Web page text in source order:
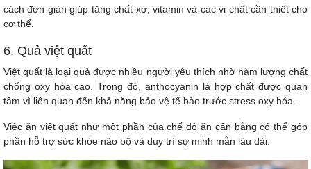
cách đơn giản giúp tăng chất xơ, vitamin và các vi chất cần thiết cho
cơ thể.
6. Quả việt quất
Việt quất là loại quả được nhiều người yêu thích nhờ hàm lượng chất
chống oxy hóa cao. Trong đó, anthocyanin là hợp chất được quan
tâm vì liên quan đến khả năng bảo vệ tế bào trước stress oxy hóa.
Việc ăn việt quất như một phần của chế độ ăn cân bằng có thể góp
phần hỗ trợ sức khỏe não bộ và duy trì sự minh mẫn lâu dài.